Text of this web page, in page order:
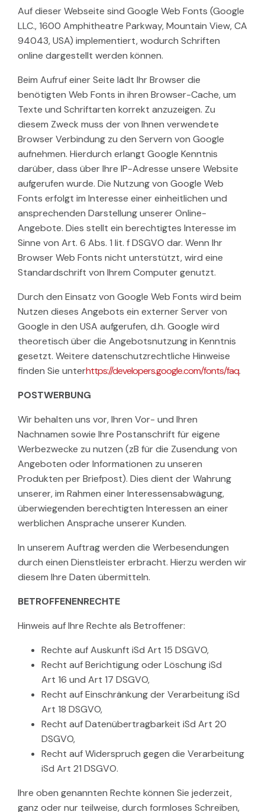
Auf dieser Webseite sind Google Web Fonts (Google
LLC., 1600 Amphitheatre Parkway, Mountain View, CA
94043, USA) implementiert, wodurch Schriften
online dargestellt werden können.
Beim Aufruf einer Seite lädt Ihr Browser die
benötigten Web Fonts in ihren Browser-Cache, um
Texte und Schriftarten korrekt anzuzeigen. Zu
diesem Zweck muss der von Ihnen verwendete
Browser Verbindung zu den Servern von Google
aufnehmen. Hierdurch erlangt Google Kenntnis
darüber, dass über Ihre IP-Adresse unsere Website
aufgerufen wurde. Die Nutzung von Google Web
Fonts erfolgt im Interesse einer einheitlichen und
ansprechenden Darstellung unserer Online-
Angebote. Dies stellt ein berechtigtes Interesse im
Sinne von Art. 6 Abs. 1 lit. f DSGVO dar. Wenn Ihr
Browser Web Fonts nicht unterstützt, wird eine
Standardschrift von Ihrem Computer genutzt.
Durch den Einsatz von Google Web Fonts wird beim
Nutzen dieses Angebots ein externer Server von
Google in den USA aufgerufen, d.h. Google wird
theoretisch über die Angebotsnutzung in Kenntnis
gesetzt. Weitere datenschutzrechtliche Hinweise
finden Sie unterhttps://developers.google.com/fonts/faq.
POSTWERBUNG
Wir behalten uns vor, Ihren Vor- und Ihren
Nachnamen sowie Ihre Postanschrift für eigene
Werbezwecke zu nutzen (zB für die Zusendung von
Angeboten oder Informationen zu unseren
Produkten per Briefpost). Dies dient der Wahrung
unserer, im Rahmen einer Interessensabwägung,
überwiegenden berechtigten Interessen an einer
werblichen Ansprache unserer Kunden.
In unserem Auftrag werden die Werbesendungen
durch einen Dienstleister erbracht. Hierzu werden wir
diesem Ihre Daten übermitteln.
BETROFFENENRECHTE
Hinweis auf Ihre Rechte als Betroffener:
Rechte auf Auskunft iSd Art 15 DSGVO,
Recht auf Berichtigung oder Löschung iSd
Art 16 und Art 17 DSGVO,
Recht auf Einschränkung der Verarbeitung iSd
Art 18 DSGVO,
Recht auf Datenübertragbarkeit iSd Art 20
DSGVO,
Recht auf Widerspruch gegen die Verarbeitung
iSd Art 21 DSGVO.
Ihre oben genannten Rechte können Sie jederzeit,
ganz oder nur teilweise, durch formloses Schreiben,